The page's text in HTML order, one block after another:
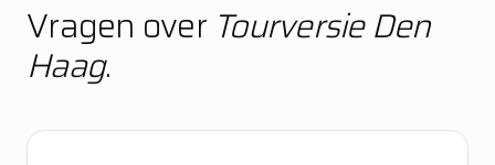
Vragen over Tourversie Den
Haag.